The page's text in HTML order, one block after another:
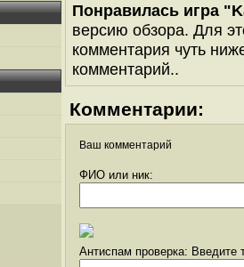
Понравилась игра
версию обзора. Для
комментария чуть
комментарий..
Комментарии:
Ваш комментарий
ФИО или ник:
Антиспам проверка: Введите